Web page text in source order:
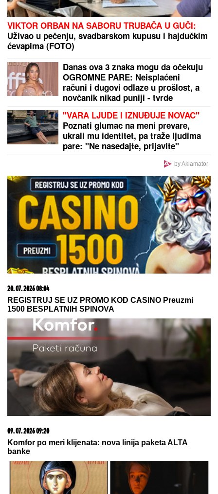
VIKTOR ORBAN NA SABORU TRUBAČA U GUČI:
Uživao u pečenju, svadbarskom kupusu i hajdučkim
ćevapima (FOTO)
Danas ova 3 znaka mogu da očekuju
OGROMNE PARE: Neisplaćeni
računi i dugovi odlaze u prošlost, a
novčanik nikad puniji - tvrde
"VARA LJUDE I IZNUĐUJE NOVAC"
Poznati glumac na meni prevare,
ukrali mu identitet, pa traže ljudima
pare: "Ne nasedajte, prijavite"
by Aklamator
20. 07. 2026 08:04
REGISTRUJ SE UZ PROMO KOD CASINO Preuzmi
1500 BESPLATNIH SPINOVA
09. 07. 2026 09:20
Komfor po meri klijenata: nova linija paketa ALTA
banke